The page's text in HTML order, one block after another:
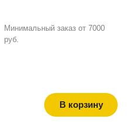
Минимальный заказ от 7000
руб.
В корзину